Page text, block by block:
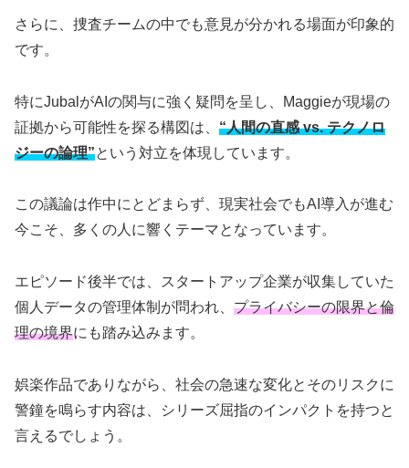
さらに、捜査チームの中でも意見が分かれる場面が印象的
です。
特にJubalがAIの関与に強く疑問を呈し、Maggieが現場の
証拠から可能性を探る構図は、 “人間の直感 vs. テクノロ
ジーの論理”という対立を体現しています。
この議論は作中にとどまらず、現実社会でもAI導入が進む
今こそ、多くの人に響くテーマとなっています。
エピソード後半では、スタートアップ企業が収集していた
個人データの管理体制が問われ、 プライバシーの限界と倫
理の境界にも踏み込みます。
娯楽作品でありながら、社会の急速な変化とそのリスクに
警鐘を鳴らす内容は、シリーズ屈指のインパクトを持つと
言えるでしょう。